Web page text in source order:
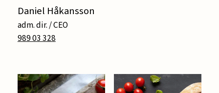
Daniel Håkansson
adm. dir. / CEO
989 03 328